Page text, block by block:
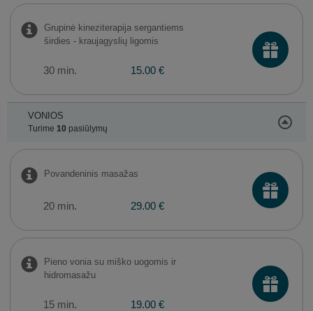
Grupinė kineziterapija sergantiems
širdies - kraujagyslių ligomis
30 min. 15.00 €
VONIOS
Turime 10 pasiūlymų
Povandeninis masažas
20 min. 29.00 €
Pieno vonia su miško uogomis ir
hidromasažu
15 min. 19.00 €